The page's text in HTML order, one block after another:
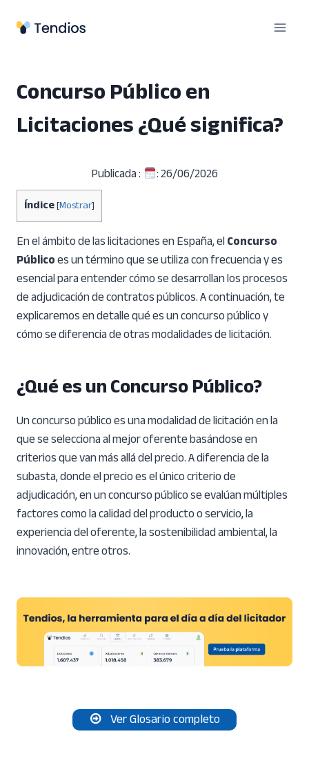
Concurso Público en
Licitaciones ¿Qué significa?
Publicada : : 26/06/2026
Índice[Mostrar]
En el ámbito de las licitaciones en España, elConcurso
Públicoes un término que se utiliza con frecuencia y es
esencial para entender cómo se desarrollan los procesos
de adjudicación de contratos públicos. A continuación, te
explicaremos en detalle qué es un concurso público y
cómo se diferencia de otras modalidades de licitación.
¿Qué es un Concurso Público?
Un concurso público es una modalidad de licitación en la
que se selecciona al mejor oferente basándose en
criterios que van más allá del precio. A diferencia de la
subasta, donde el precio es el único criterio de
adjudicación, en un concurso público se evalúan múltiples
factores como la calidad del producto o servicio, la
experiencia del oferente, la sostenibilidad ambiental, la
innovación, entre otros.
Ver Glosario completo